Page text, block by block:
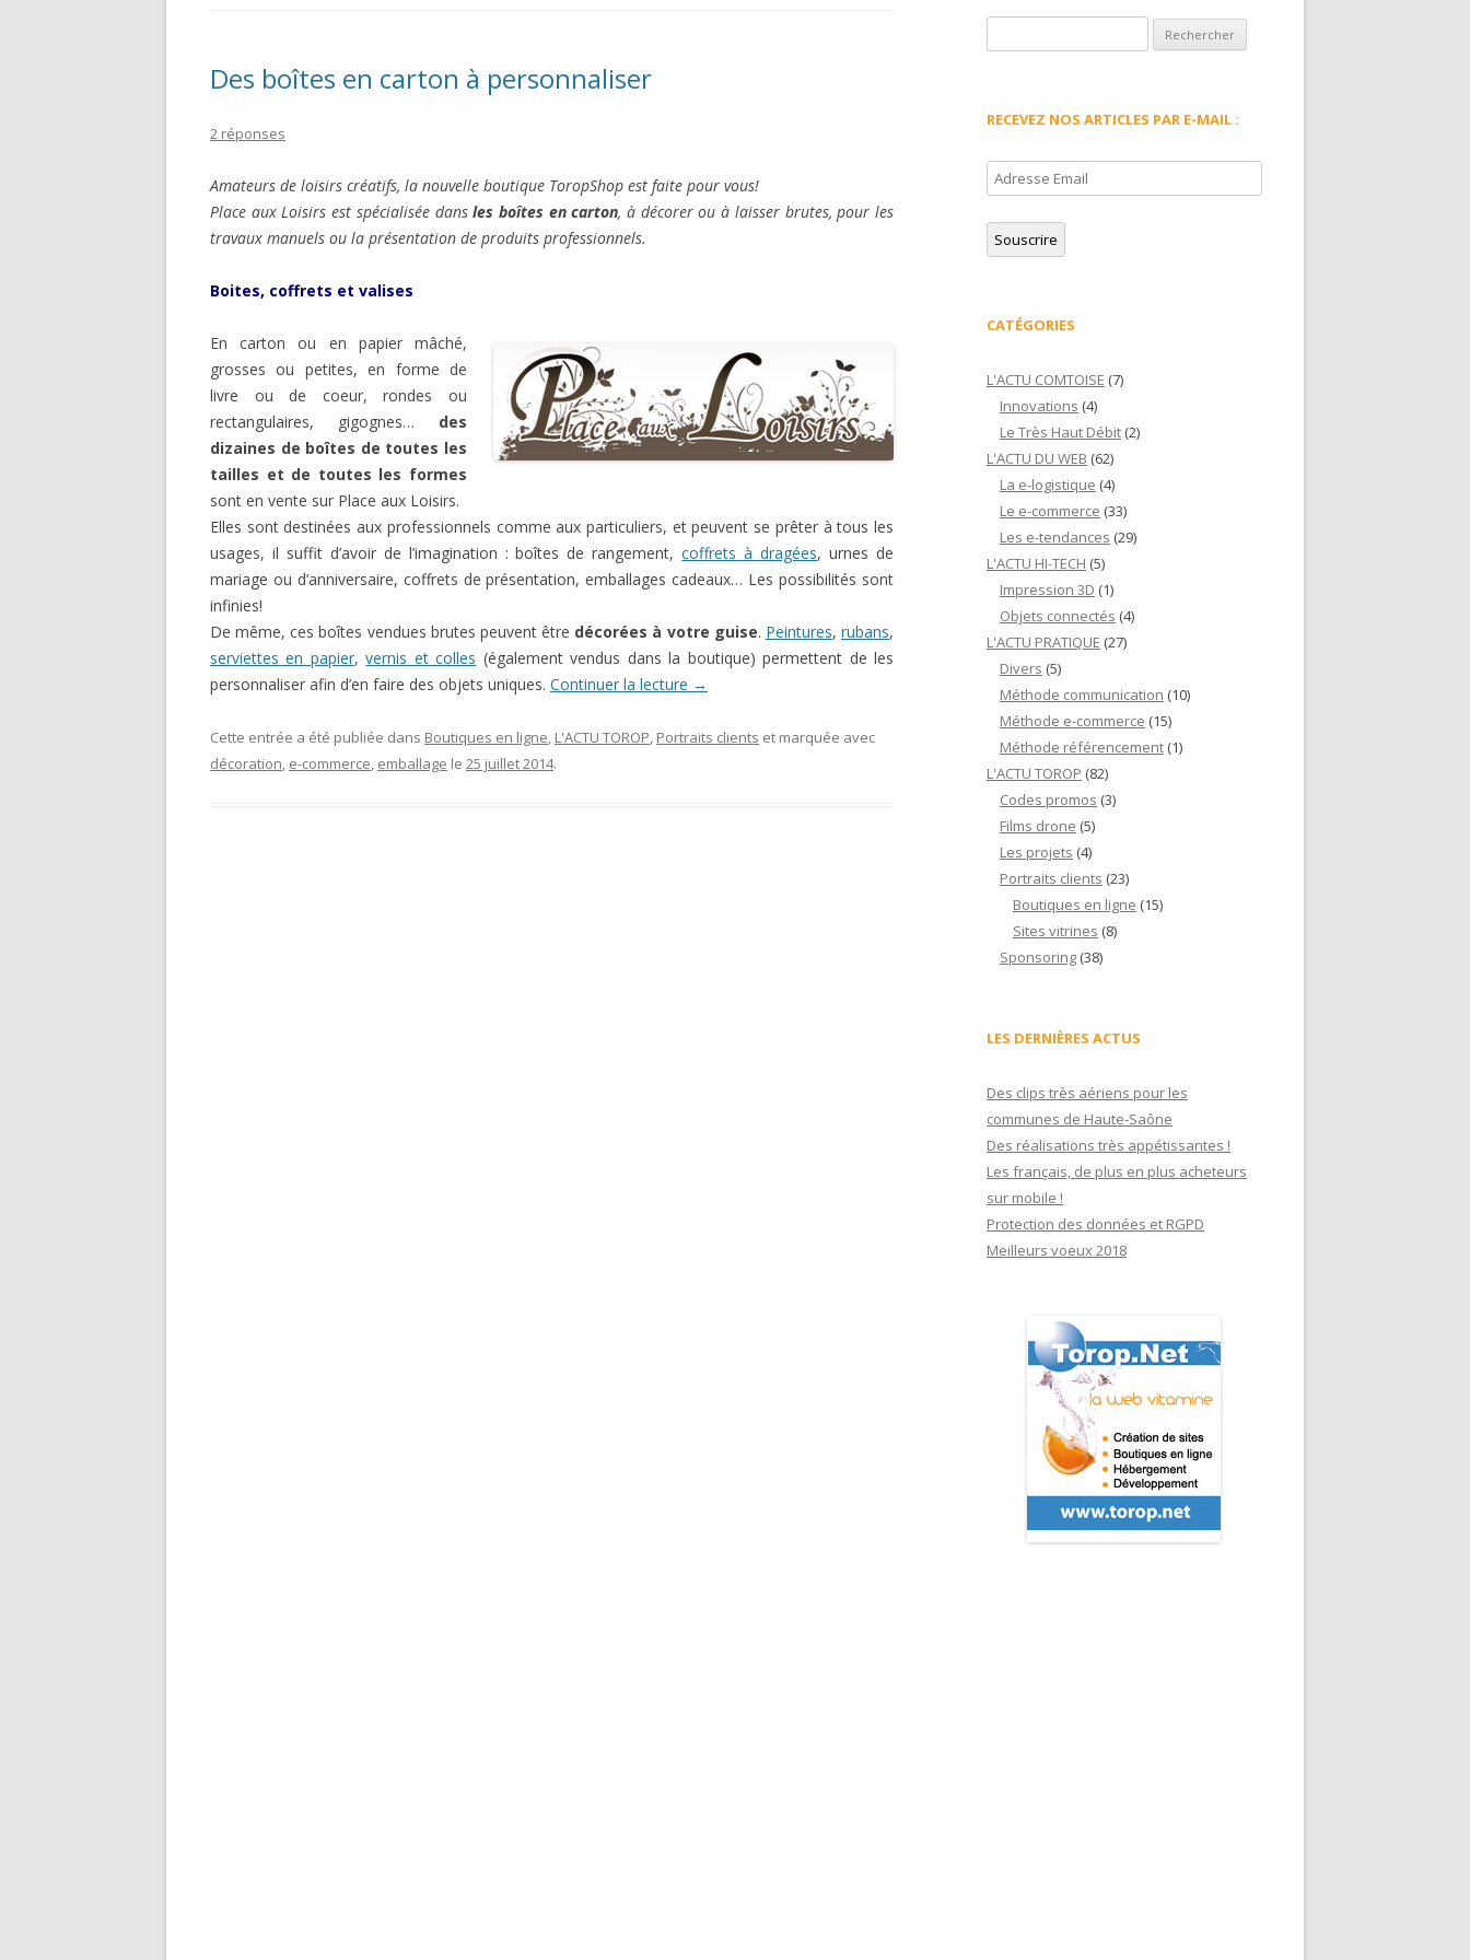
Des boîtes en carton à personnaliser
2 réponses
Amateurs de loisirs créatifs, la nouvelle boutique ToropShop est faite pour vous!
Place aux Loisirs est spécialisée dansles boîtes en carton, à décorer ou à laisser brutes, pour les
travaux manuels ou la présentation de produits professionnels.
Boites, coffrets et valises
En carton ou en papier mâché,
grosses ou petites, en forme de
livre ou de coeur, rondes ou
rectangulaires, gigognes… des
dizaines de boîtes de toutes les
tailles et de toutes les formes
sont en vente sur Place aux Loisirs.
Elles sont destinées aux professionnels comme aux particuliers, et peuvent se prêter à tous les
usages, il suffit d’avoir de l’imagination : boîtes de rangement,coffrets à dragées, urnes de
mariage ou d’anniversaire, coffrets de présentation, emballages cadeaux… Les possibilités sont
infinies!
De même, ces boîtes vendues brutes peuvent être décorées à votre guise. Peintures,rubans,
serviettes en papier,vernis et colles (également vendus dans la boutique) permettent de les
personnaliser afin d’en faire des objets uniques. Continuer la lecture →
Cette entrée a été publiée dans Boutiques en ligne, L'ACTU TOROP, Portraits clients et marquée avec
décoration, e-commerce, emballage le 25 juillet 2014.
RECEVEZ NOS ARTICLES PAR E-MAIL :
Adresse
Email
Souscrire
CATÉGORIES
L'ACTU COMTOISE (7)
Innovations (4)
Le Très Haut Débit (2)
L'ACTU DU WEB (62)
La e-logistique (4)
Le e-commerce (33)
Les e-tendances (29)
L'ACTU HI-TECH (5)
Impression 3D (1)
Objets connectés (4)
L'ACTU PRATIQUE (27)
Divers (5)
Méthode communication (10)
Méthode e-commerce (15)
Méthode référencement (1)
L'ACTU TOROP (82)
Codes promos (3)
Films drone (5)
Les projets (4)
Portraits clients (23)
Boutiques en ligne (15)
Sites vitrines (8)
Sponsoring (38)
LES DERNIÈRES ACTUS
Des clips très aériens pour les
communes de Haute-Saône
Des réalisations très appétissantes !
Les français, de plus en plus acheteurs
sur mobile !
Protection des données et RGPD
Meilleurs voeux 2018